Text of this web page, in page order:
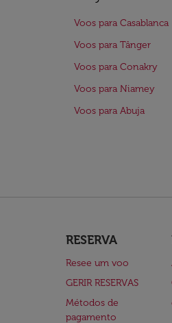
Voos para Casablanca
Voos para Tânger
Voos para Conakry
Voos para Niamey
Voos para Abuja
RESERVA
Resee um voo
GERIR RESERVAS
Métodos de
pagamento